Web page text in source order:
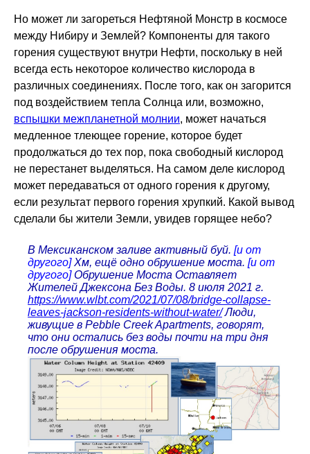
Но может ли загореться Нефтяной Монстр в космосе
между Нибиру и Землей? Компоненты для такого
горения существуют внутри Нефти, поскольку в ней
всегда есть некоторое количество кислорода в
различных соединениях. После того, как он загорится
под воздействием тепла Солнца или, возможно,
вспышки межпланетной молнии, может начаться
медленное тлеющее горение, которое будет
продолжаться до тех пор, пока свободный кислород
не перестанет выделяться. На самом деле кислород
может передаваться от одного горения к другому,
если результат первого горения хрупкий. Какой вывод
сделали бы жители Земли, увидев горящее небо?
В Мексиканском заливе активный буй. [и от
другого] Хм, ещё одно обрушение моста. [и от
другого] Обрушение Моста Оставляет
Жителей Джексона Без Воды. 8 июля 2021 г.
https://www.wlbt.com/2021/07/08/bridge-collapse-
leaves-jackson-residents-without-water/Люди,
живущие в Pebble Creek Apartments, говорят,
что они остались без воды почти на три дня
после обрушения моста.